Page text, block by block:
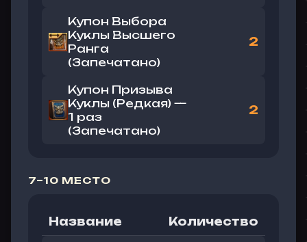
Купон Выбора
Куклы Высшего
Ранга
(Запечатано)
2
Купон Призыва
Куклы (Редкая) —
1 раз
(Запечатано)
2
7–10 МЕСТО
Название Количество